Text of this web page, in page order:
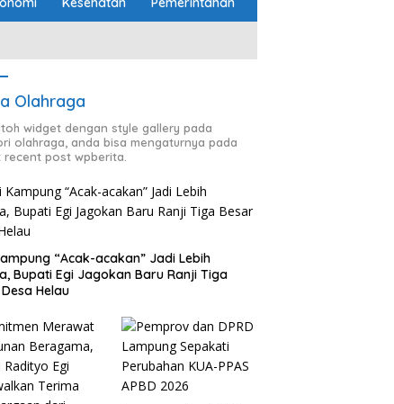
Olahraga
widget dengan style gallery pada
olahraga, anda bisa mengaturnya pada
recent post wpberita.
“Acak-acakan” Jadi Lebih
Bupati Egi Jagokan Baru Ranji Tiga
Helau